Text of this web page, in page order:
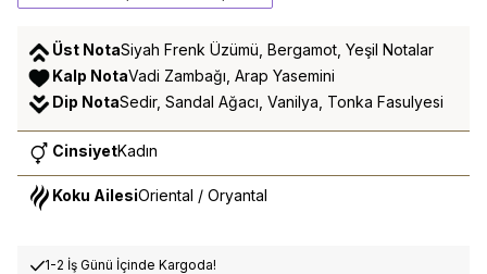
Üst NotaSiyah Frenk Üzümü, Bergamot, Yeşil Notalar
Kalp NotaVadi Zambağı, Arap Yasemini
Dip NotaSedir, Sandal Ağacı, Vanilya, Tonka Fasulyesi
CinsiyetKadın
Koku AilesiOriental / Oryantal
1-2 İş Günü İçinde Kargoda!